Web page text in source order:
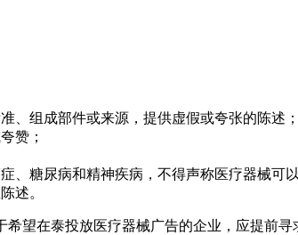
、组成部件或来源，提供虚假或夸张的陈述；
赞；
、糖尿病和精神疾病，不得声称医疗器械可
述。
望在泰投放医疗器械广告的企业，应提前寻